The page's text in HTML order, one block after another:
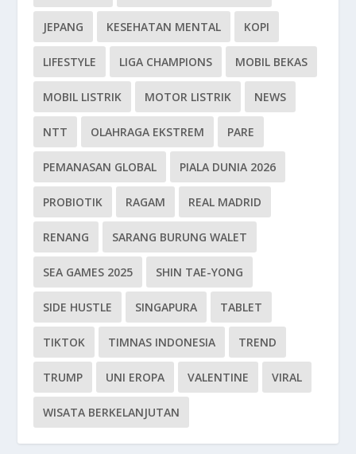
JEPANG KESEHATAN MENTAL KOPI
LIFESTYLE LIGA CHAMPIONS MOBIL BEKAS
MOBIL LISTRIK MOTOR LISTRIK NEWS
NTT OLAHRAGA EKSTREM PARE
PEMANASAN GLOBAL PIALA DUNIA 2026
PROBIOTIK RAGAM REAL MADRID
RENANG SARANG BURUNG WALET
SEA GAMES 2025 SHIN TAE-YONG
SIDE HUSTLE SINGAPURA TABLET
TIKTOK TIMNAS INDONESIA TREND
TRUMP UNI EROPA VALENTINE VIRAL
WISATA BERKELANJUTAN